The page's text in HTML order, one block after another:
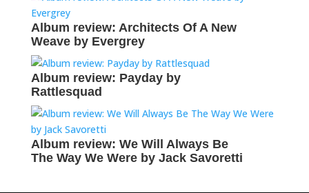
Album review: Architects Of A New
Weave by Evergrey
Album review: Payday by
Rattlesquad
Album review: We Will Always Be
The Way We Were by Jack Savoretti